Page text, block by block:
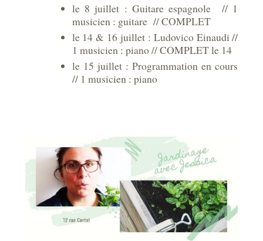
le 8 juillet : Guitare espagnole // 1
musicien : guitare // COMPLET
le 14 & 16 juillet : Ludovico Einaudi //
1 musicien : piano // COMPLET le 14
le 15 juillet : Programmation en cours
// 1 musicien : piano